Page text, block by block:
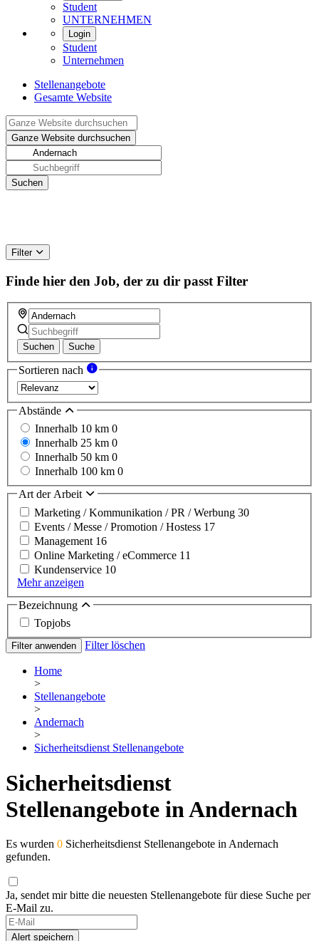
Student
UNTERNEHMEN
Login
Student
Unternehmen
Stellenangebote
Gesamte Website
Filter
Finde hier den Job, der zu dir passt Filter
Suchen Suche
Sortieren nach
Abstände
Innerhalb 10 km 0
Innerhalb 25 km 0
Innerhalb 50 km 0
Innerhalb 100 km 0
Art der Arbeit
Marketing / Kommunikation / PR / Werbung 30
Events / Messe / Promotion / Hostess 17
Management 16
Online Marketing / eCommerce 11
Kundenservice 10
Mehr anzeigen
Bezeichnung
Topjobs
Filter anwenden Filter löschen
Home
>
Stellenangebote
>
Andernach
>
Sicherheitsdienst Stellenangebote
Sicherheitsdienst
Stellenangebote in Andernach
Es wurden 0 Sicherheitsdienst Stellenangebote in Andernach
gefunden.
Ja, sendet mir bitte die neuesten Stellenangebote für diese Suche per
E-Mail zu.
Alert speichern